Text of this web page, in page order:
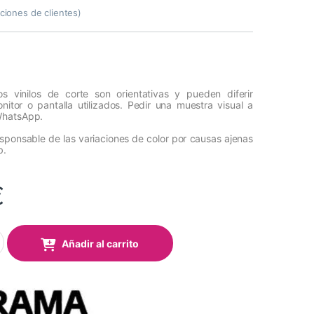
de clientes)
vinilos de corte son orientativas y pueden diferir
o pantalla utilizados. Pedir una muestra visual a
de las variaciones de color por causas ajenas
Event 329 Light Red Mate 1,22x50 Mts quantity
Añadir al carrito